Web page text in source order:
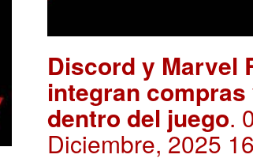
Discord y Marvel
integran
dentro del juego.
Diciembre, 2025